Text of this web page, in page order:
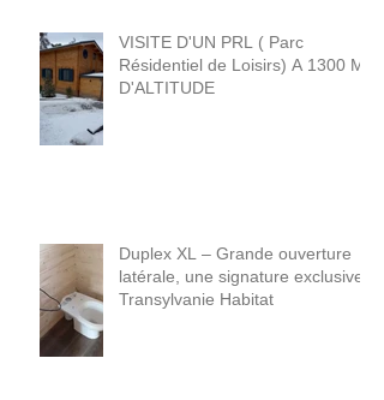
VISITE D'UN PRL ( Parc
Résidentiel de Loisirs) A 1300 M
D'ALTITUDE
Duplex XL – Grande ouverture
latérale, une signature exclusive
Transylvanie Habitat